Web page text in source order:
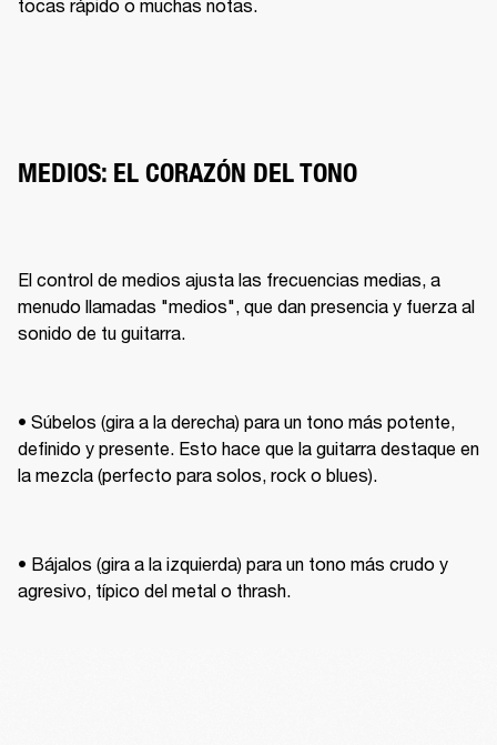
tocas rápido o muchas notas.
MEDIOS: EL CORAZÓN DEL TONO
El control de medios ajusta las frecuencias medias, a
menudo llamadas "medios", que dan presencia y fuerza al
sonido de tu guitarra.
• Súbelos (gira a la derecha) para un tono más potente,
definido y presente. Esto hace que la guitarra destaque en
la mezcla (perfecto para solos, rock o blues).
• Bájalos (gira a la izquierda) para un tono más crudo y
agresivo, típico del metal o thrash.